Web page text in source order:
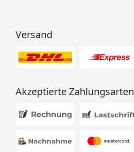
Versand
Akzeptierte Zahlungsarten